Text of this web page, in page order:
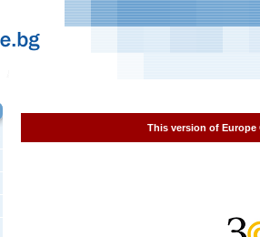
This version of Europe